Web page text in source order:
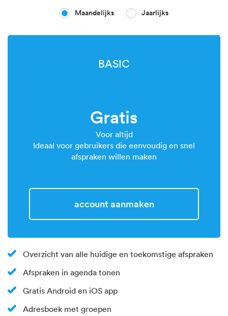
Maandelijks Jaarlijks
BASIC
Gratis
Voor altijd
Ideaal voor gebruikers die eenvoudig en snel
afspraken willen maken
Account aanmaken
Overzicht van alle huidige en toekomstige afspraken
Afspraken in agenda tonen
Gratis Android en iOS app
Adresboek met groepen